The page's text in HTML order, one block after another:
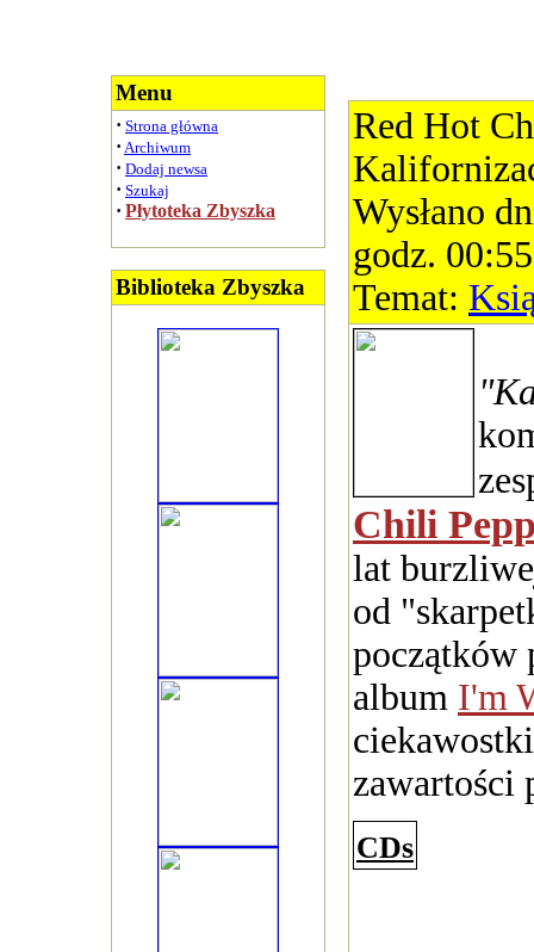
Menu
· Strona główna
· Archiwum
· Dodaj newsa
· Szukaj
· Płytoteka Zbyszka
Biblioteka Zbyszka
Red Hot
Wysłano
godz.
Temat:
Chili
lat
od
początków
album I'm
zawartości
CDs